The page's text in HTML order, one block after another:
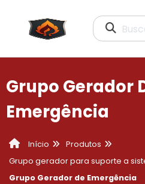
Grupo Gerador
Emergência
Início
Produtos
Grupo gerador para suporte a
Grupo Gerador de Emergência